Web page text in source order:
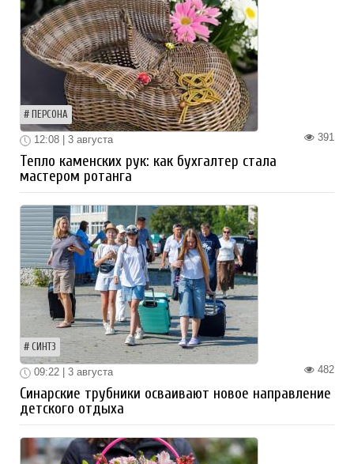
ПЕРСОНА
391
12:08 | 3 августа
Тепло каменских рук: как бухгалтер стала
мастером ротанга
СИНТЗ
482
09:22 | 3 августа
Синарские трубники осваивают новое направление
детского отдыха